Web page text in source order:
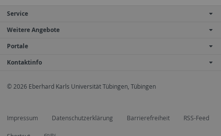
Service
Weitere Angebote
Portale
Kontaktinfo
© 2026 Eberhard Karls Universität Tübingen, Tübingen
Impressum Datenschutzerklärung Barrierefreiheit RSS-Feed